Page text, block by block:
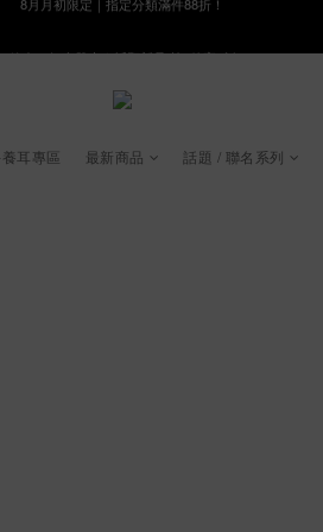
耳專區 最新商品 話題 / 聯名系列